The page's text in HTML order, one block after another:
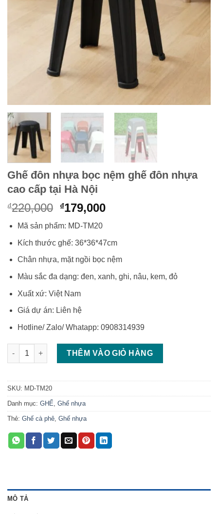
Ghế đôn nhựa bọc nệm ghế đôn nhựa
cao cấp tại Hà Nội
₫220,000 Giá
là:
₫220,000.
₫179,000Giá
là:
₫179,000.
Mã sản phẩm: MD-TM20
Kích thước ghế: 36*36*47cm
Chân nhựa, mặt ngồi bọc nệm
Màu sắc đa dạng: đen, xanh, ghi, nâu, kem, đỏ
Xuất xứ: Việt Nam
Giá dự án: Liên hệ
Hotline/ Zalo/ Whatapp: 0908314939
Ghế đôn nhựa bọc nệm ghế đôn nhựa cao cấp tại Hà Nội số
THÊM VÀO GIỎ HÀNG
SKU: MD-TM20
Danh mục: GHẾ, Ghế nhựa
Thẻ: Ghế cà phê, Ghế nhựa
MÔ TẢ